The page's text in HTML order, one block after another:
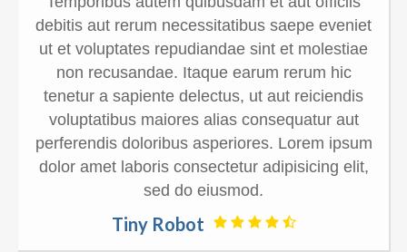
debitis aut rerum necessitatibus saepe eveniet
ut et voluptates repudiandae sint et molestiae
non recusandae. Itaque earum rerum hic
tenetur a sapiente delectus, ut aut reiciendis
voluptatibus maiores alias consequatur aut
perferendis doloribus asperiores. Lorem ipsum
dolor amet laboris consectetur adipisicing elit,
sed do eiusmod.
Tiny Robot